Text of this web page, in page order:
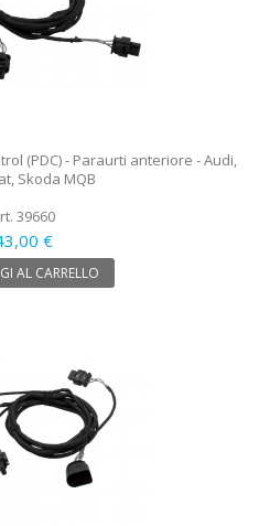
(PDC) - Paraurti anteriore - Audi,
Skoda MQB
39660
€
AL CARRELLO